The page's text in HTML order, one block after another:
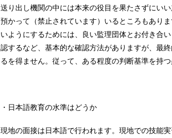
送り出し機関の中には本来の役目を果たさずにい
預かって（禁止されています）いるところもあり
いようにするためには、良い監理団体とお付き合
認するなど、基本的な確認方法がありますが、最
るを得ません。従って、ある程度の判断基準を持つ
・日本語教育の水準はどうか
現地の面接は日本語で行われます。現地での技能